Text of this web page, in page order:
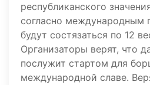
республиканского
согласно международным
будут состязаться по 12
Организаторы верят, что
послужит стартом для
международной славе.